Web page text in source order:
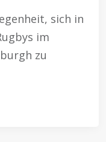
sich in
im
zu